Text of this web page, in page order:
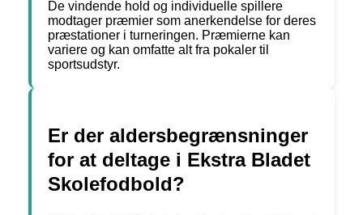
De vindende hold og individuelle spillere
modtager præmier som anerkendelse for deres
præstationer i turneringen. Præmierne kan
variere og kan omfatte alt fra pokaler til
sportsudstyr.
Er der aldersbegrænsninger
for at deltage i Ekstra Bladet
Skolefodbold?